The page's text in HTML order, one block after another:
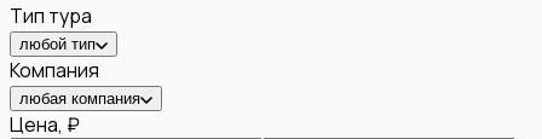
Тип тура
любой тип
Компания
любая компания
Цена, ₽